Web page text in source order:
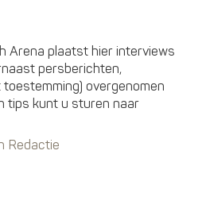
Arena plaatst hier interviews
persberichten,
overgenomen
tips kunt u sturen naar
Redactie